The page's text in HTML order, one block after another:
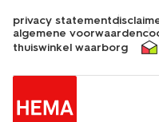
privacy statement
algemene voorwaarden
thuiswinkel waarborg